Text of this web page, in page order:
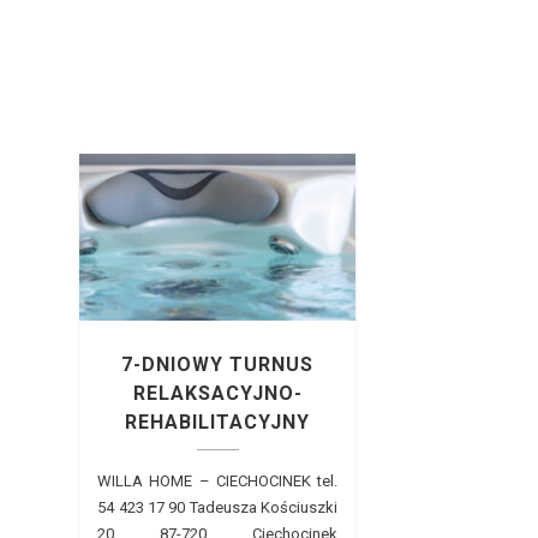
7-DNIOWY TURNUS
RELAKSACYJNO-
REHABILITACYJNY
WILLA HOME – CIECHOCINEK tel.
54 423 17 90 Tadeusza Kościuszki
20 87-720 Ciechocinek